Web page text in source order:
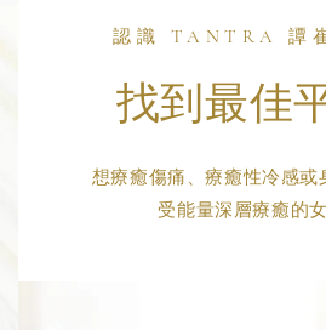
認識 TANTRA 譚
找到最佳
想療癒傷痛、療癒性冷感或
受能量深層療癒的